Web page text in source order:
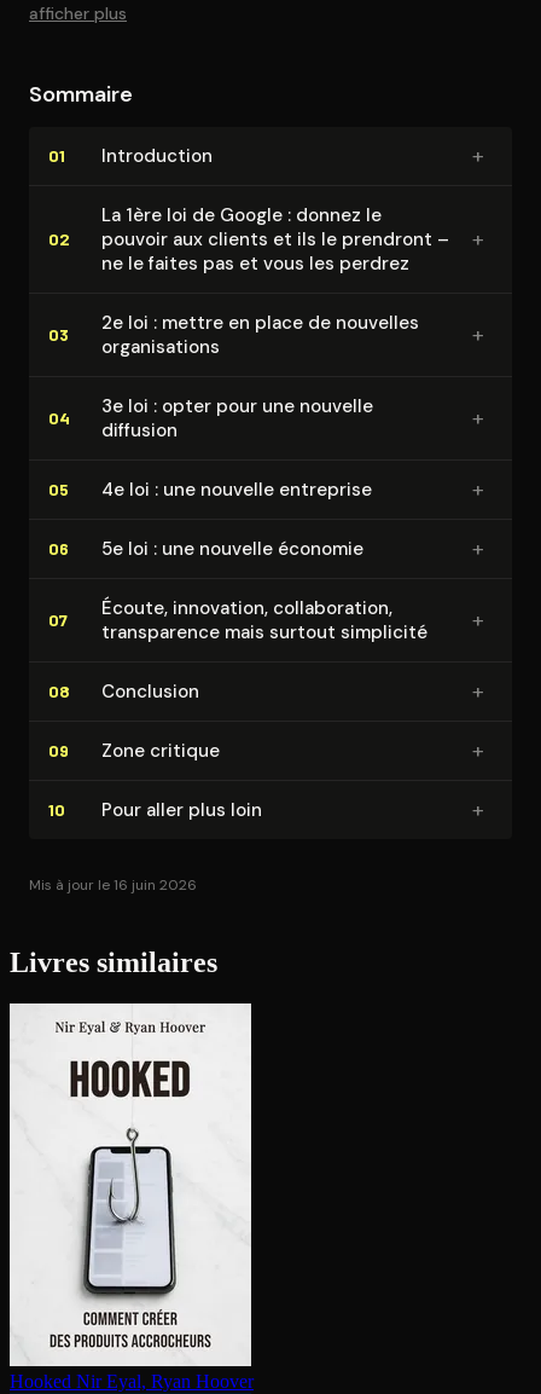
afficher plus
Sommaire
01 In­tro­duc­tion +
02
La 1ère loi de Google : donnez le
pouvoir aux clients et ils le prendront –
ne le faites pas et vous les perdrez
+
03
2e loi : mettre en place de nouvelles
or­ga­ni­sa­tions
+
04
3e loi : opter pour une nouvelle
diffusion
+
05 4e loi : une nouvelle entreprise +
06 5e loi : une nouvelle économie +
07
Écoute, innovation, col­la­bo­ra­tion,
trans­pa­rence mais surtout simplicité
+
08 Conclusion +
09 Zone critique +
10 Pour aller plus loin +
Mis à jour le 16 juin 2026
Livres similaires
Hooked Nir Eyal, Ryan Hoover